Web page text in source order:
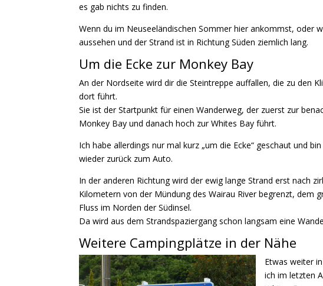
es gab nichts zu finden.
Wenn duim Neuseeländischen Sommerhier ankommst, oder
aussehen und der Strand ist in Richtung Süden ziemlich lang.
Um die Ecke zur Monkey Bay
An der Nordseite wird dir die Steintreppe auffallen, die zu den
dort führt.
Sie istder Startpunkt für einen Wanderweg, der zuerst zur
Monkey Bay und danach hoch zur Whites Bay führt.
Ich habe allerdings nur mal kurz „um die Ecke“ geschaut und
wieder zurück zum Auto.
In der anderen Richtung wird der ewig lange Strand erst nach
Kilometernvon der Mündung des Wairau River begrenzt, dem
Fluss im Norden der Südinsel.
Da wird aus dem Strandspaziergang schon langsam eine
Weitere Campingplätze in der Nähe
Etwas weiter
ich im letzten